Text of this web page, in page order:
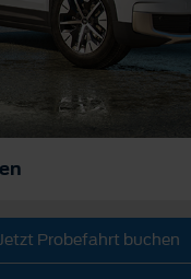
Probefahrt buchen